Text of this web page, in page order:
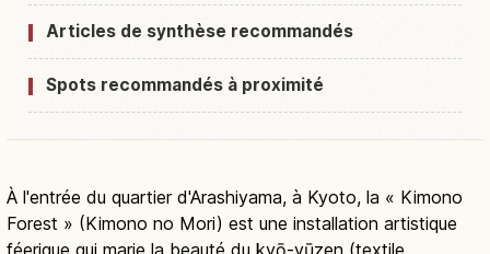
Articles de synthèse recommandés
Spots recommandés à proximité
À l'entrée du quartier d'Arashiyama, à Kyoto, la « Kimono
Forest » (Kimono no Mori) est une installation artistique